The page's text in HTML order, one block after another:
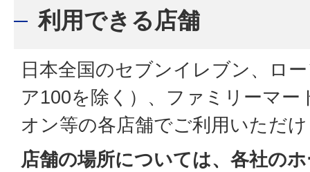
利用できる店舗
日本全国のセブンイレブン、ロ
ア100を除く）、ファミリーマ
オン等の各店舗でご利用いただ
店舗の場所については、各社の